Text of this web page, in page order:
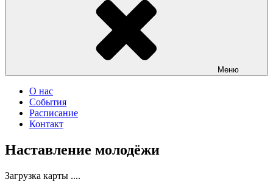
Меню
О нас
События
Расписание
Контакт
Наставление молодёжи
Загрузка карты ....